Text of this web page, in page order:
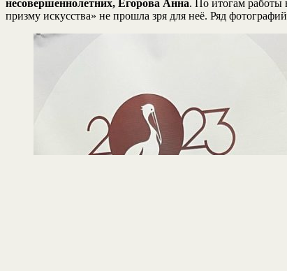
несовершеннолетних, Егорова Анна. По итогам работы
призму искусства» не прошла зря для неё. Ряд